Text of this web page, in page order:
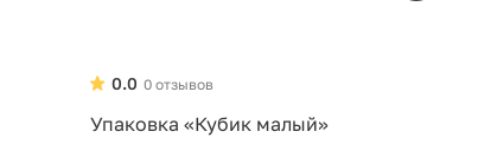
0 отзывов
0.0
Упаковка «Кубик малый»